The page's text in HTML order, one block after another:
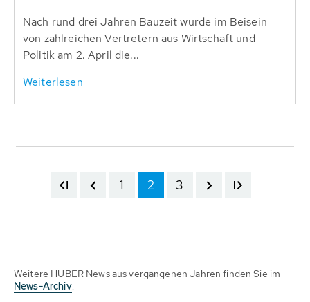
Nach rund drei Jahren Bauzeit wurde im Beisein
von zahlreichen Vertretern aus Wirtschaft und
Politik am 2. April die...
Weiterlesen
1 2 3
Weitere HUBER News aus vergangenen Jahren finden Sie im
News-Archiv.